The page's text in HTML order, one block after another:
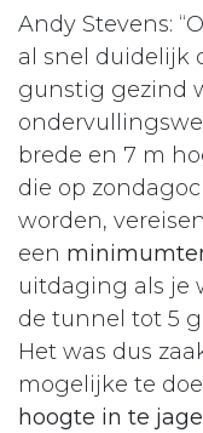
Andy Stevens:
al snel duidelijk
gunstig gezind
brede en 7 m
die op
worden,
een
uitdaging als je
de tunnel tot 5
Het was dus
mogelijke te
hoogte in te